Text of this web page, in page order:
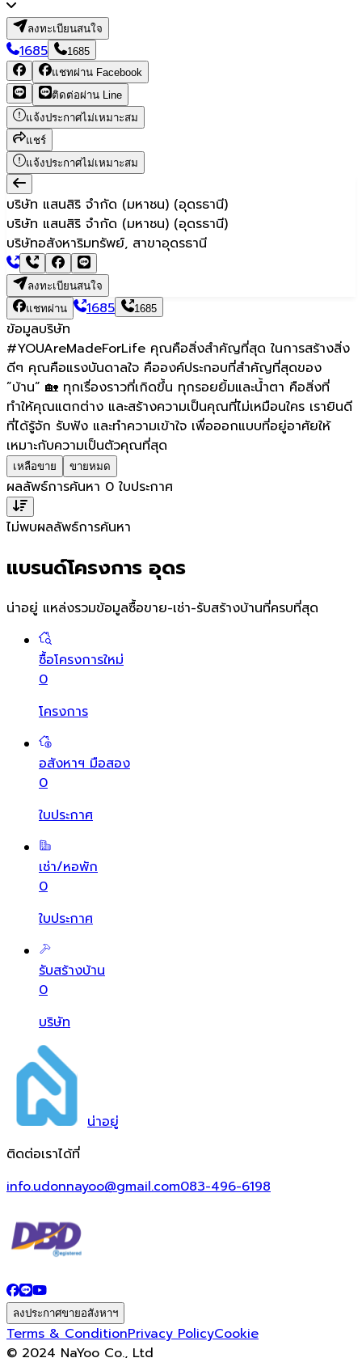
ลงทะเบียนสนใจ
1685
1685
แชทผ่าน Facebook
ติดต่อผ่าน Line
แจ้งประกาศไม่เหมาะสม
แชร์
แจ้งประกาศไม่เหมาะสม
บริษัท แสนสิริ จำกัด (มหาชน) (อุดรธานี)
บริษัท แสนสิริ จำกัด (มหาชน) (อุดรธานี)
บริษัทอสังหาริมทรัพย์, สาขาอุดรธานี
ลงทะเบียนสนใจ
แชทผ่าน
1685 1685
ข้อมูลบริษัท
#YOUAreMadeForLife คุณคือสิ่งสําคัญที่สุด ในการสร้างสิ่ง
ดีๆ คุณคือแรงบันดาลใจ คือองค์ประกอบที่สำคัญที่สุดของ
”บ้าน” 🏡 ทุกเรื่องราวที่เกิดขึ้น ทุกรอยยิ้มและน้ำตา คือสิ่งที่
ทำให้คุณแตกต่าง และสร้างความเป็นคุณที่ไม่เหมือนใคร เรายินดี
ที่ได้รู้จัก รับฟัง และทำความเข้าใจ เพื่อออกแบบที่อยู่อาศัยให้
เหมาะกับความเป็นตัวคุณที่สุด
เหลือขาย ขายหมด
ผลลัพธ์การค้นหา 0 ใบประกาศ
ไม่พบผลลัพธ์การค้นหา
แบรนด์โครงการ อุดร
น่าอยู่ แหล่งรวมข้อมูลซื้อขาย-เช่า-รับสร้างบ้านที่ครบที่สุด
ซื้อโครงการใหม่
0
โครงการ
อสังหาฯ มือสอง
0
ใบประกาศ
เช่า/หอพัก
0
ใบประกาศ
รับสร้างบ้าน
0
บริษัท
น่าอยู่
ติดต่อเราได้ที่
info.udonnayoo@gmail.com083-496-6198
ลงประกาศขายอสังหาฯ
Terms & ConditionPrivacy PolicyCookie
© 2024 NaYoo Co., Ltd